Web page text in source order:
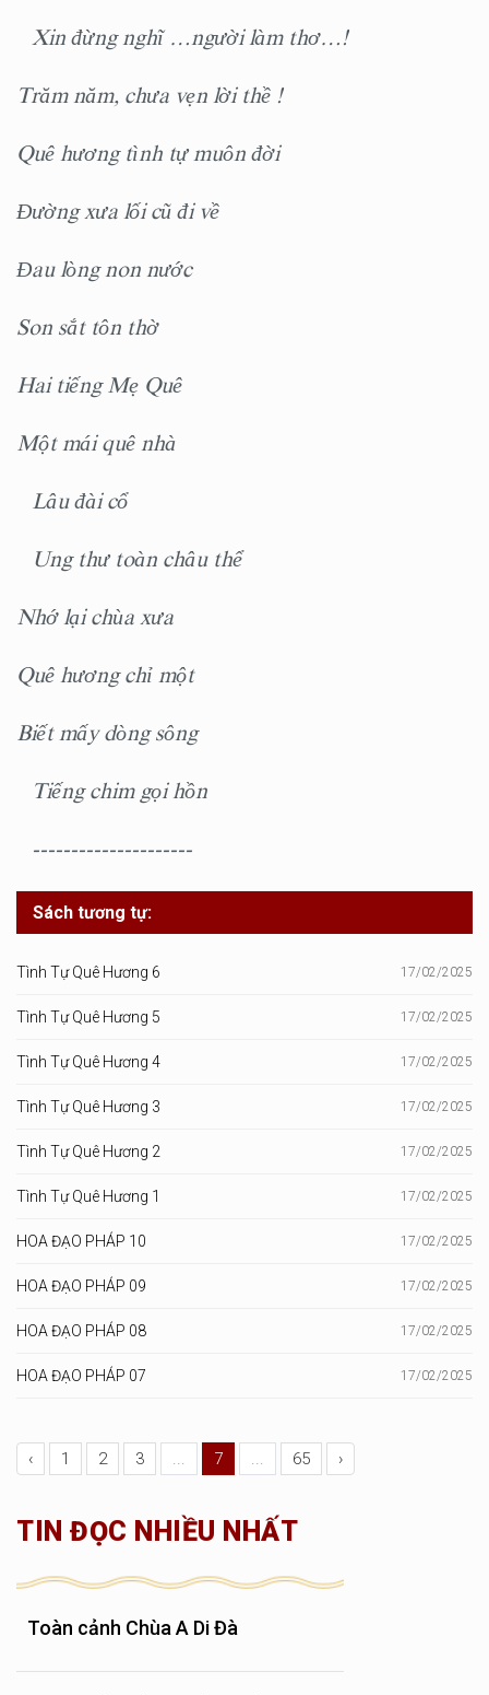
Xin đừng nghĩ …người làm thơ…!
Trăm năm, chưa vẹn lời thề !
Quê hương tình tự muôn đời
Đường xưa lối cũ đi về
Ðau lòng non nước
Son sắt tôn thờ
Hai tiếng Mẹ Quê
Một mái quê nhà
Lâu đài cổ
Ung thư toàn châu thể
Nhớ lại chùa xưa
Quê hương chỉ một
Biết mấy dòng sông
Tiếng chim gọi hồn
---------------------
Sách tương tự:
Tình Tự Quê Hương 6 17/02/2025
Tình Tự Quê Hương 5 17/02/2025
Tình Tự Quê Hương 4 17/02/2025
Tình Tự Quê Hương 3 17/02/2025
Tình Tự Quê Hương 2 17/02/2025
Tình Tự Quê Hương 1 17/02/2025
HOA ĐẠO PHÁP 10 17/02/2025
HOA ĐẠO PHÁP 09 17/02/2025
HOA ĐẠO PHÁP 08 17/02/2025
HOA ĐẠO PHÁP 07 17/02/2025
‹ 1 2 3 ... 7 ... 65 ›
TIN ĐỌC NHIỀU NHẤT
Toàn cảnh Chùa A Di Đà